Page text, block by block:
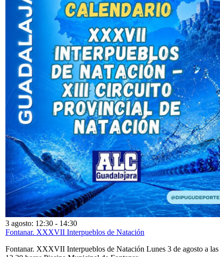
3 agosto: 12:30 - 14:30
Fontanar. XXXVII Interpueblos de Natación
Fontanar. XXXVII Interpueblos de Natación Lunes 3 de agosto a las